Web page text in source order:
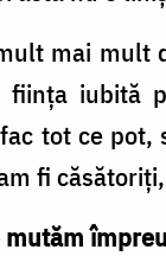
mai mult
iubită
tot ce
fi